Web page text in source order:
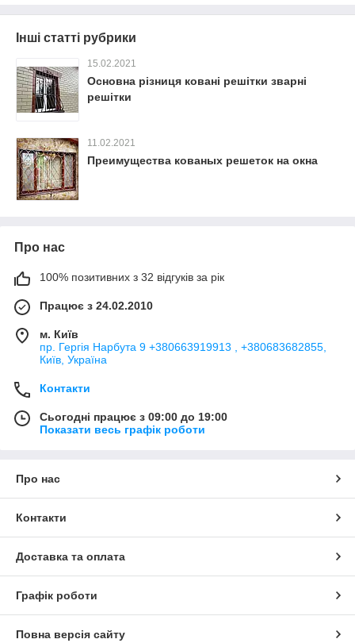
Інші статті рубрики
15.02.2021
Основна різниця ковані решітки зварні
решітки
11.02.2021
Преимущества кованых решеток на окна
Про нас
100% позитивних з 32 відгуків за рік
Працює з 24.02.2010
м. Київ
пр. Гергія Нарбута 9 +380663919913 , +380683682855,
Київ, Україна
Контакти
Сьогодні працює з 09:00 до 19:00
Показати весь графік роботи
Про нас
Контакти
Доставка та оплата
Графік роботи
Повна версія сайту